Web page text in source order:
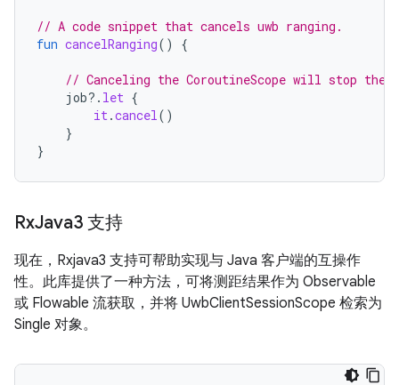
// A code snippet that cancels uwb ranging.
fun cancelRanging() {
// Canceling the CoroutineScope will stop the
job?. let {
it.cancel()
}
}
RxJava3 支持
现在，Rxjava3 支持可帮助实现与 Java 客户端的互操作
性。此库提供了一种方法，可将测距结果作为 Observable
或 Flowable 流获取，并将 UwbClientSessionScope 检索为
Single 对象。